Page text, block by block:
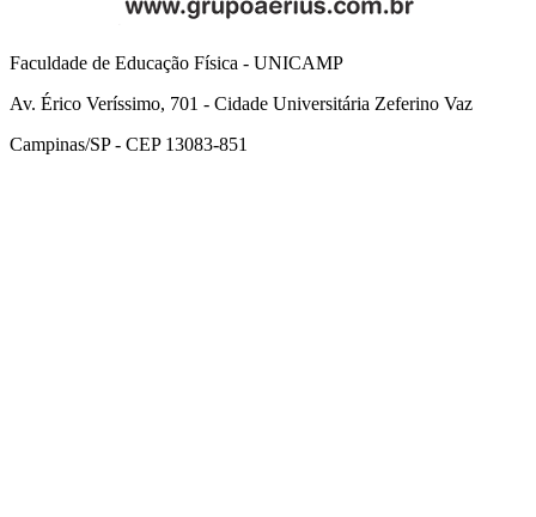
Faculdade de Educação Física - UNICAMP
Av. Érico Veríssimo, 701 - Cidade Universitária Zeferino Vaz
Campinas/SP - CEP 13083-851